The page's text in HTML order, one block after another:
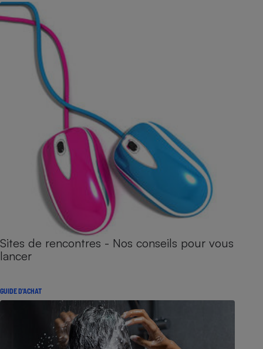
Sites de rencontres - Nos conseils pour vous
lancer
GUIDE D'ACHAT